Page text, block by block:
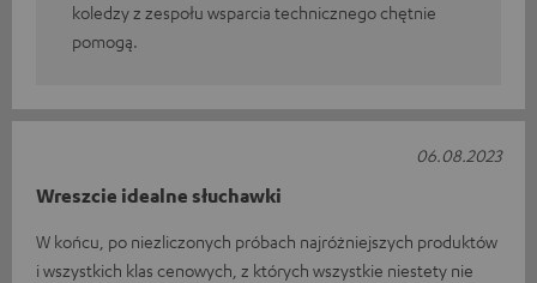
koledzy z zespołu wsparcia technicznego chętnie
pomogą.
Wreszcie idealne słuchawki
W końcu, po niezliczonych próbach najróżniejszych produktów
i wszystkich klas cenowych, z których wszystkie niestety nie
06.08.2023